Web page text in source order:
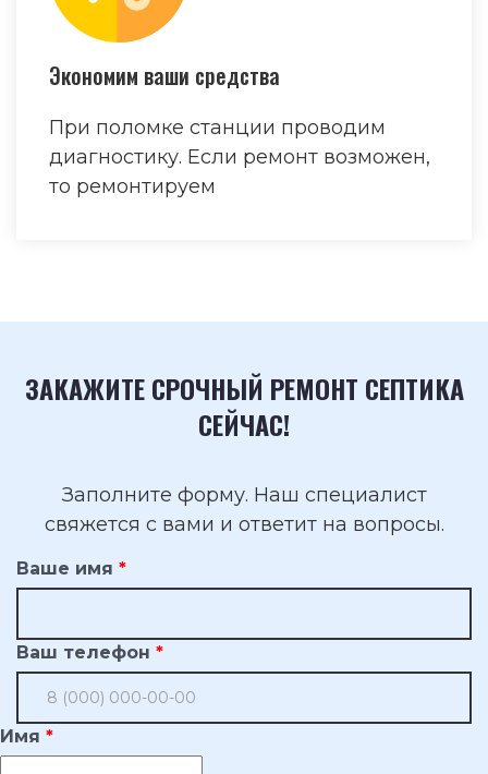
Экономим ваши средства
При поломке станции проводим
диагностику. Если ремонт возможен,
то ремонтируем
ЗАКАЖИТЕ СРОЧНЫЙ РЕМОНТ СЕПТИКА
СЕЙЧАС!
Заполните форму. Наш специалист
свяжется с вами и ответит на вопросы.
Ваше имя
Ваш телефон
Имя